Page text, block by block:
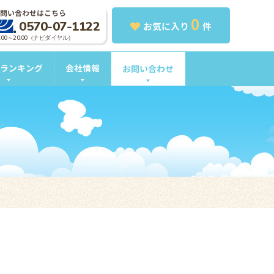
お気に入り 0 件
い合わせはこちら
0570-07-1122
～20:00（ナビダイヤル）
ンキング 会社情報 お問い合わせ